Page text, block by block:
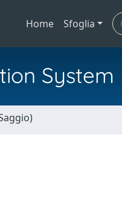
Home Sfoglia
System